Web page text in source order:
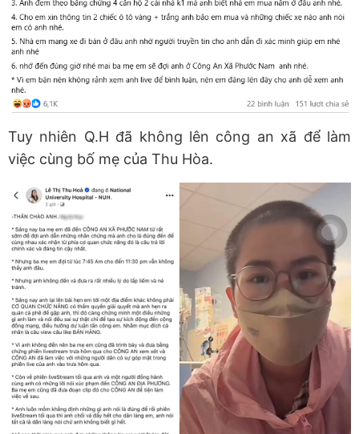
Tuy nhiên Q.H đã không lên công an xã để làm
việc cùng bố mẹ của Thu Hòa.